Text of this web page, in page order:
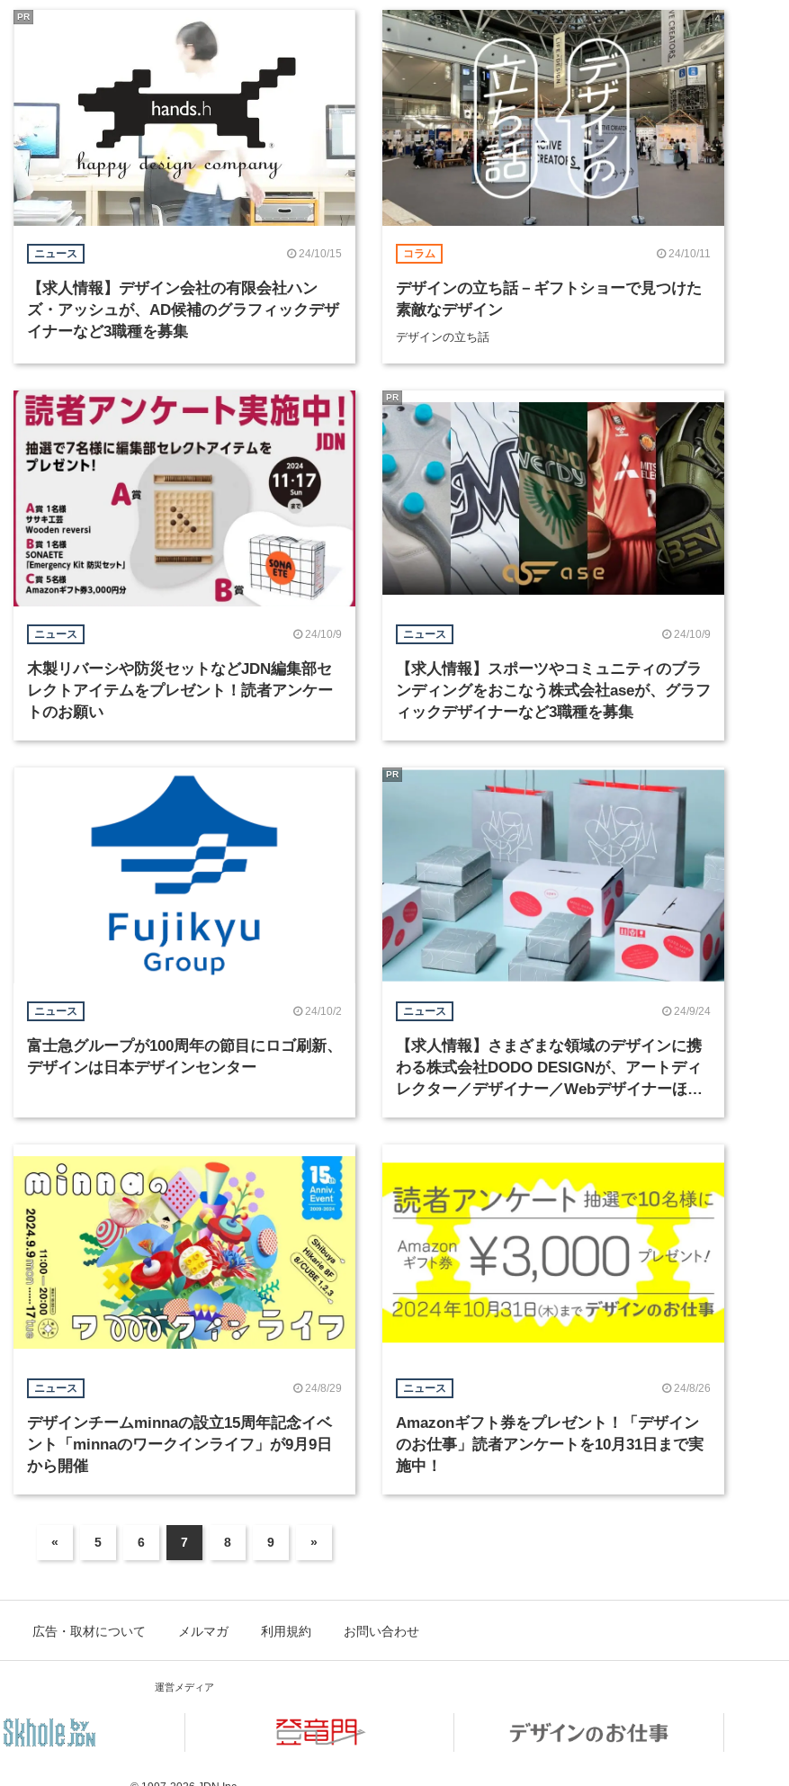
ニュース 24/10/15
【求人情報】デザイン会社の有限会社ハン
ズ・アッシュが、AD候補のグラフィックデザ
イナーなど3職種を募集
PR
コラム 24/10/11
デザインの立ち話－ギフトショーで見つけた
素敵なデザイン
デザインの立ち話
ニュース 24/10/9
木製リバーシや防災セットなどJDN編集部セ
レクトアイテムをプレゼント！読者アンケー
トのお願い
ニュース 24/10/9
【求人情報】スポーツやコミュニティのブラ
ンディングをおこなう株式会社aseが、グラフ
ィックデザイナーなど3職種を募集
PR
ニュース 24/10/2
富士急グループが100周年の節目にロゴ刷新、
デザインは日本デザインセンター
ニュース 24/9/24
【求人情報】さまざまな領域のデザインに携
わる株式会社DODO DESIGNが、アートディ
レクター／デザイナー／Webデザイナーほか3
PR
ニュース 24/8/29
デザインチームminnaの設立15周年記念イベ
ント「minnaのワークインライフ」が9月9日
から開催
ニュース 24/8/26
Amazonギフト券をプレゼント！「デザイン
のお仕事」読者アンケートを10月31日まで実
施中！
« 5 6 7 8 9 »
広告・取材について メルマガ 利用規約 お問い合わせ
運営メディア